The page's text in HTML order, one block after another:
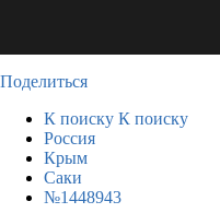
Поделиться
К поиску К поиску
Россия
Крым
Саки
№1448943